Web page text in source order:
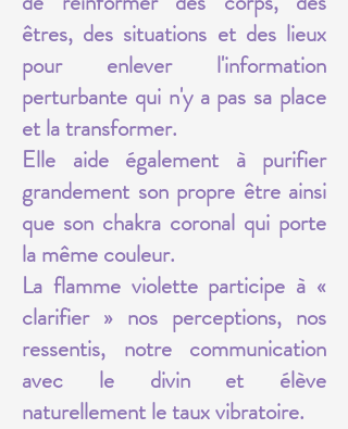
êtres, des situations et des lieux
pour enlever l'information
perturbante qui n'y a pas sa place
et la transformer.
Elle aide également à purifier
grandement son propre être ainsi
que son chakra coronal qui porte
la même couleur.
La flamme violette participe à «
clarifier » nos perceptions, nos
ressentis, notre communication
avec le divin et élève
naturellement le taux vibratoire.